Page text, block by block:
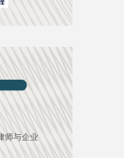
师与企业